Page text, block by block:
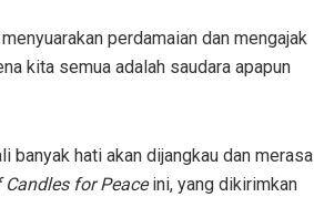
perdamaian dan mengajak
kita semua adalah saudara apapun
banyak hati akan dijangkau dan merasa
for Peaceini, yang dikirimkan